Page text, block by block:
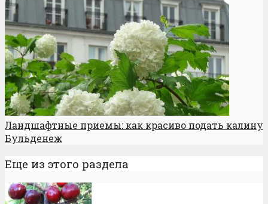
Ландшафтные приемы: как красиво подать калину
Бульденеж
Еще из этого раздела